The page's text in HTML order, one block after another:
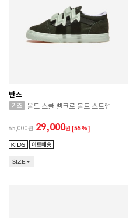
반스
올드 스쿨 벨크로 볼트 스트랩
65,000 29,000원 [55%]
SIZE